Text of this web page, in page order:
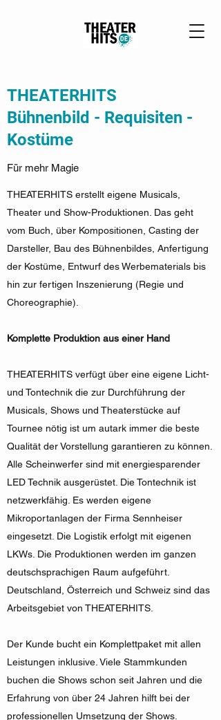
THEATERHITS
Bühnenbild - Requisiten -
Kostüme
Für mehr Magie
THEATERHITS erstellt eigene Musicals,
Theater und Show-Produktionen. Das geht
vom Buch, über Kompositionen, Casting der
Darsteller, Bau des Bühnenbildes, Anfertigung
der Kostüme, Entwurf des Werbematerials bis
hin zur fertigen Inszenierung (Regie und
Choreographie).
Komplette Produktion aus einer Hand
THEATERHITS verfügt über eine eigene Licht-
und Tontechnik die zur Durchführung der
Musicals, Shows und Theaterstücke auf
Tournee nötig ist um autark immer die beste
Qualität der Vorstellung garantieren zu können.
Alle Scheinwerfer sind mit energiesparender
LED Technik ausgerüstet. Die Tontechnik ist
netzwerkfähig. Es werden eigene
Mikroportanlagen der Firma Sennheiser
eingesetzt. Die Logistik erfolgt mit eigenen
LKWs. Die Produktionen werden im ganzen
deutschsprachigen Raum aufgeführt.
Deutschland, Österreich und Schweiz sind das
Arbeitsgebiet von THEATERHITS.
Der Kunde bucht ein Komplettpaket mit allen
Leistungen inklusive. Viele Stammkunden
buchen die Shows schon seit Jahren und die
Erfahrung von über 24 Jahren hilft bei der
professionellen Umsetzung der Shows.